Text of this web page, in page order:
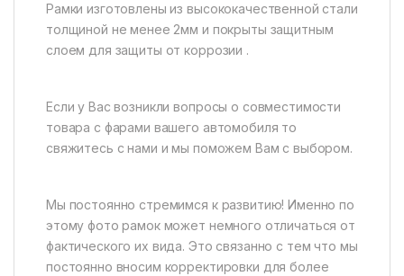
Рамки изготовлены из высококачественной стали
толщиной не менее 2мм и покрыты защитным
слоем для защиты от коррозии .
Если у Вас возникли вопросы о совместимости
товара с фарами вашего автомобиля то
свяжитесь с нами и мы поможем Вам с выбором.
Мы постоянно стремимся к развитию! Именно по
этому фото рамок может немного отличаться от
фактического их вида. Это связанно с тем что мы
постоянно вносим корректировки для более